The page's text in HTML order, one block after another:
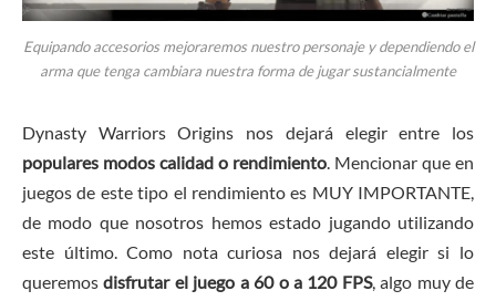
Equipando accesorios mejoraremos nuestro personaje y dependiendo el
arma que tenga cambiara nuestra forma de jugar sustancialmente
Dynasty Warriors Origins nos dejará elegir entre los
populares modos calidad o rendimiento. Mencionar que en
juegos de este tipo el rendimiento es MUY IMPORTANTE,
de modo que nosotros hemos estado jugando utilizando
este último. Como nota curiosa nos dejará elegir si lo
queremosdisfrutar el juego a 60 o a 120 FPS, algo muy de